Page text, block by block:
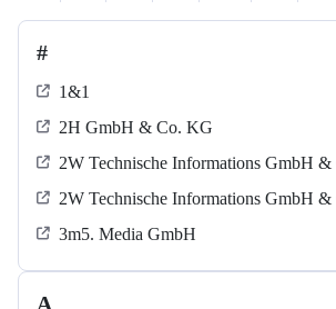
#
1&1
2H GmbH & Co. KG
2W Technische Informations GmbH
2W Technische Informations GmbH
3m5. Media GmbH
A